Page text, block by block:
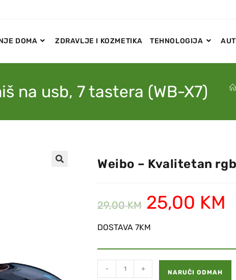
DOMA ZDRAVLJE I KOZMETIKA TEHNOLOGIJA
na usb, 7 tastera (WB-X7)
Weibo – Kvalitetan
29,00KM 25,00 KM
DOSTAVA 7KM
- + NARUČI ODMAH